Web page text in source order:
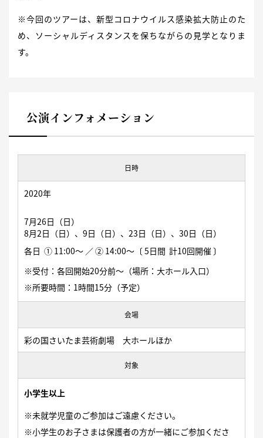
※今回のツアーは、新型コロナウイルス感染拡大防止のた
め、ソーシャルディスタンスを保ちながらの見学となりま
す。
公演インフォメーション
日時
2020年
7月26日（日）
8月2日（日）、9日（日）、23日（日）、30日（日）
各日 ① 11:00〜 ／ ② 14:00〜〔 5日間 計10回開催 〕
※受付：各回開始20分前〜（場所：大ホール入口）
※所要時間：1時間15分（予定）
会場
彩の国さいたま芸術劇場 大ホールほか
対象
小学生以上
※未就学児童のご参加はご遠慮ください。
※小学生のお子さまは保護者の方が一緒にご参加くださ